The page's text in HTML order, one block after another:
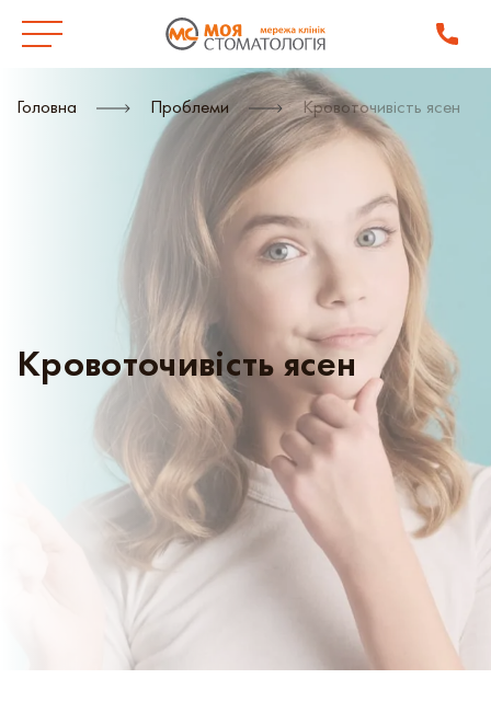
Головна Проблеми Кровоточивість ясен
Кровоточивість ясен